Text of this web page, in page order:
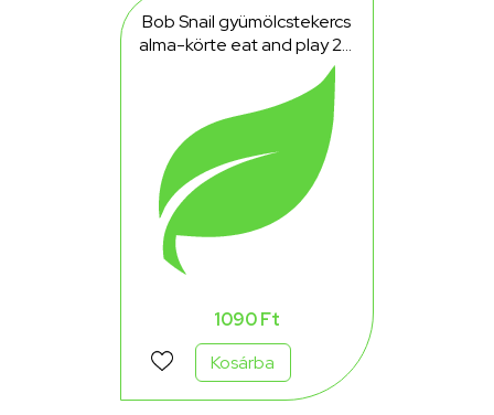
Bob Snail gyümölcstekercs
alma-körte eat and play 20
1090 Ft
Kosárba